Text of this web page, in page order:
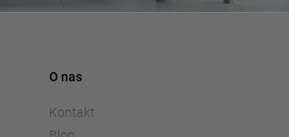
O nas
Kontakt